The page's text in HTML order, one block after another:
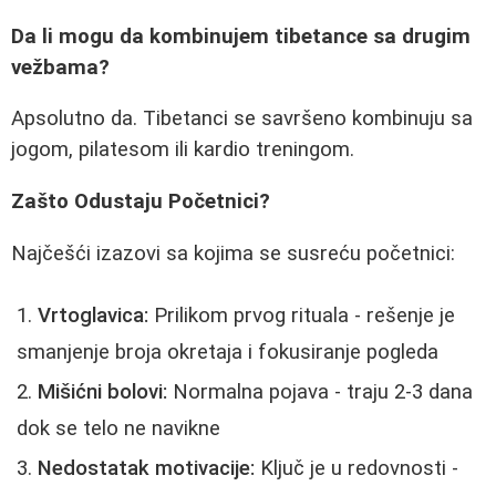
Da li mogu da kombinujem tibetance sa drugim
vežbama?
Apsolutno da. Tibetanci se savršeno kombinuju sa
jogom, pilatesom ili kardio treningom.
Zašto Odustaju Početnici?
Najčešći izazovi sa kojima se susreću početnici:
Vrtoglavica: Prilikom prvog rituala - rešenje je
smanjenje broja okretaja i fokusiranje pogleda
Mišićni bolovi: Normalna pojava - traju 2-3 dana
dok se telo ne navikne
Nedostatak motivacije: Ključ je u redovnosti -